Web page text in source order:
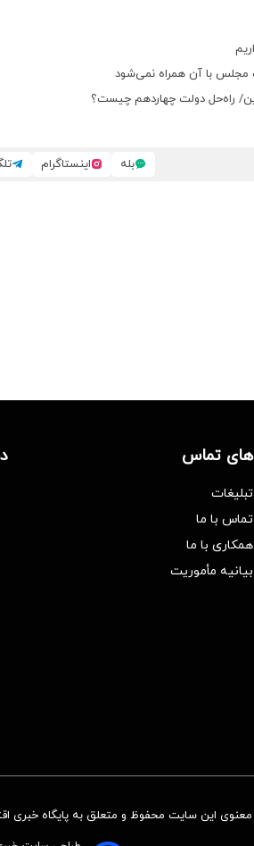
با آن همراه نمی‌شود
راه‌حل دولت چهاردهم چیست؟
بله اینستاگرام
های تماس
تبلیغات
تماس با ما
همکاری با ما
بیانیه مأموریت
این سایت محفوظ و متعلق به پایگاه خبری